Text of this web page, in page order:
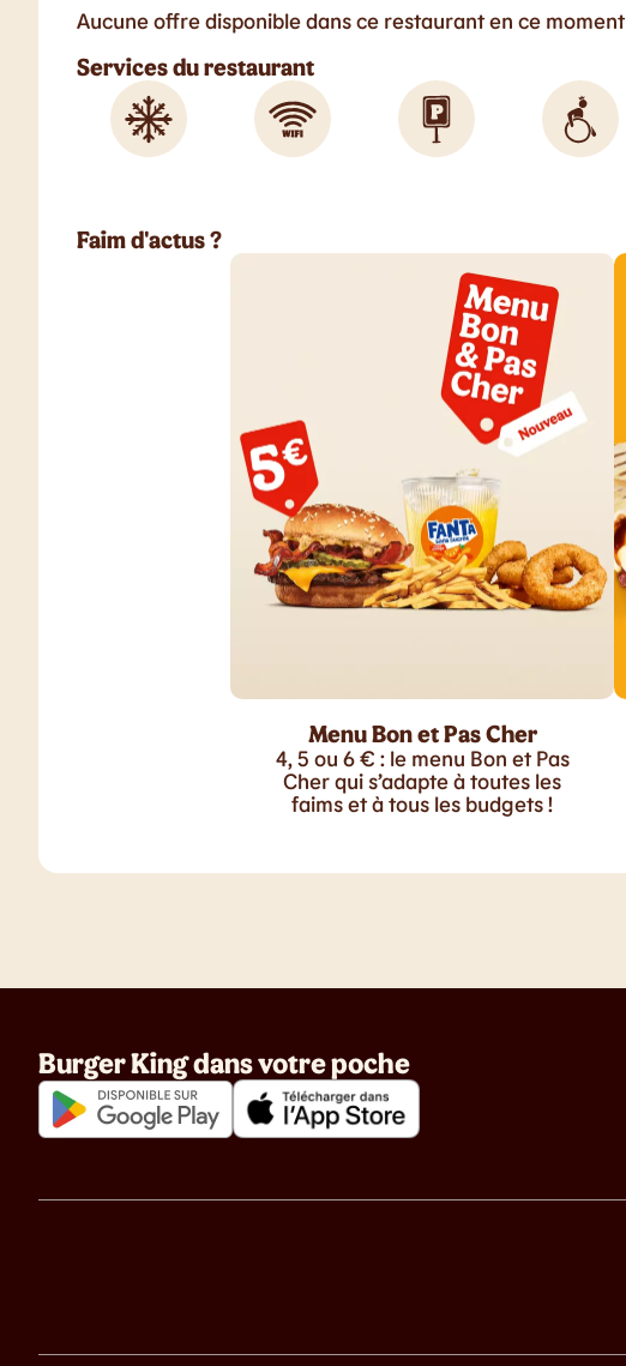
Aucune offre disponible dans ce restaurant en ce moment
Services du restaurant
Faim d'actus ?
Menu Bon et Pas Cher
4, 5 ou 6 € : le menu Bon et Pas
Cher qui s’adapte à toutes les
faims et à tous les budgets !
Burger King dans votre poche